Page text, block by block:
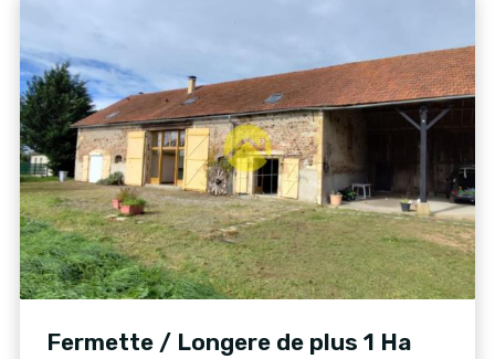
Fermette / Longere de plus 1 Ha